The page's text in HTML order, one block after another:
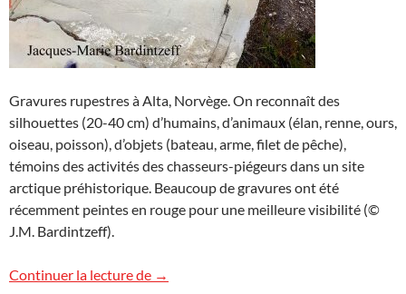
Gravures rupestres à Alta, Norvège. On reconnaît des
silhouettes (20-40 cm) d’humains, d’animaux (élan, renne, ours,
oiseau, poisson), d’objets (bateau, arme, filet de pêche),
témoins des activités des chasseurs-piégeurs dans un site
arctique préhistorique. Beaucoup de gravures ont été
récemment peintes en rouge pour une meilleure visibilité (©
J.M. Bardintzeff).
Continuer la lecture de L’Art rupestre d’Alta, Norvège
→